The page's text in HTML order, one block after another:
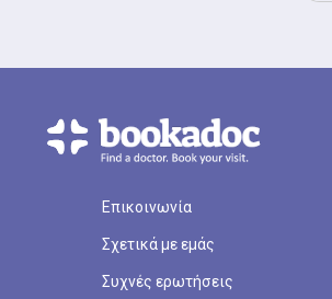
Επικοινωνία
Σχετικά με εμάς
Συχνές ερωτήσεις